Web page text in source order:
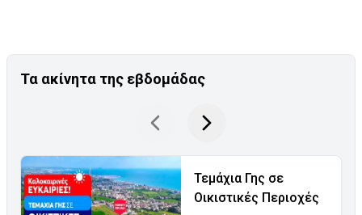
Τα ακίνητα της εβδομάδας
Τεμάχια Γης σε
Οικιστικές Περιοχές